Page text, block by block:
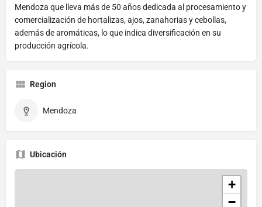
Mendoza que lleva más de 50 años dedicada al procesamiento y
comercialización de hortalizas, ajos, zanahorias y cebollas,
además de aromáticas, lo que indica diversificación en su
producción agrícola.
Region
Mendoza
Ubicación
+
−